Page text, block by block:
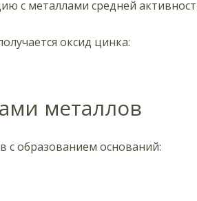
с металлами средней
оксид цинка:
металлов
с образованием оснований: